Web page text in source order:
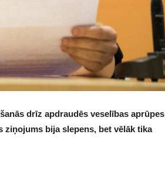
drīz apdraudēs veselības aprūpes
bija slepens, bet vēlāk tika